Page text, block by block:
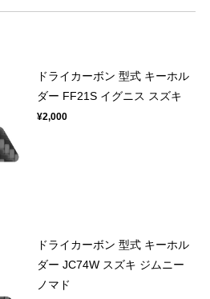
ドライカーボン 型式 キーホル
ダー FF21S イグニス スズキ
¥2,000
ドライカーボン 型式 キーホル
ダー JC74W スズキ ジムニー
ノマド